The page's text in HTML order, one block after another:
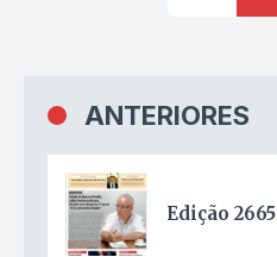
ANTERIORES
Edição 2665